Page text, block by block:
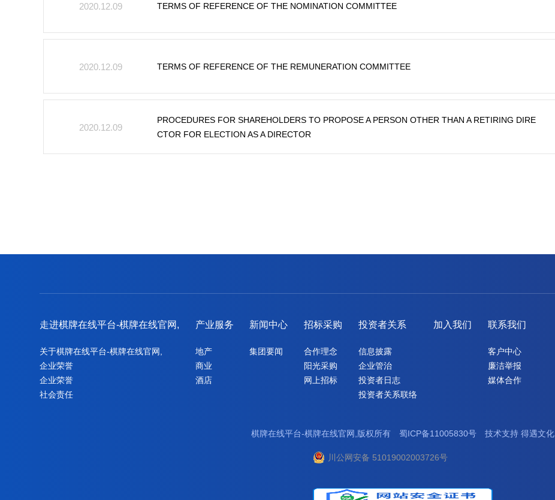
2020.12.09 TERMS OF REFERENCE OF THE NOMINATION COMMITTEE
2020.12.09 TERMS OF REFERENCE OF THE REMUNERATION COMMITTEE
2020.12.09
PROCEDURES FOR SHAREHOLDERS TO PROPOSE A PERSON OTHER THAN A RETIRING DIRE
CTOR FOR ELECTION AS A DIRECTOR
走进棋牌在线平台-棋牌在线官网,
关于棋牌在线平台-棋牌在线官网,
企业荣誉
企业荣誉
社会责任
产业服务
地产
商业
酒店
新闻中心
集团要闻
招标采购
合作理念
阳光采购
网上招标
投资者关系
信息披露
企业管治
投资者日志
投资者关系联络
加入我们 联系我们
客户中心
廉洁举报
媒体合作
棋牌在线平台-棋牌在线官网,版权所有 蜀ICP备11005830号 技术支持 得遇文化
川公网安备 51019002003726号